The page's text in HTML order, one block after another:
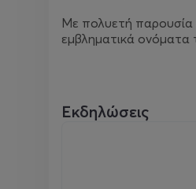
Με πολυετή παρουσία
εμβληματικά ονόματα
Εκδηλώσεις